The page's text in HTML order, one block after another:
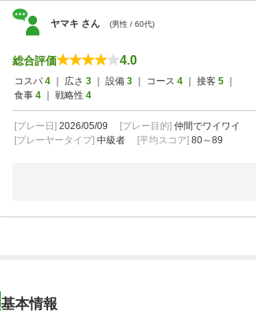
ヤマキ さん (男性 / 60代)
総合評価 4.0
コスパ 4 ｜ 広さ 3 ｜ 設備 3 ｜ コース 4 ｜ 接客 5
食事 4 ｜ 戦略性 4
[プレー日] 2026/05/09 [プレー目的] 仲間でワイワイ
[プレーヤータイプ] 中級者 [平均スコア] 80～89
基本情報